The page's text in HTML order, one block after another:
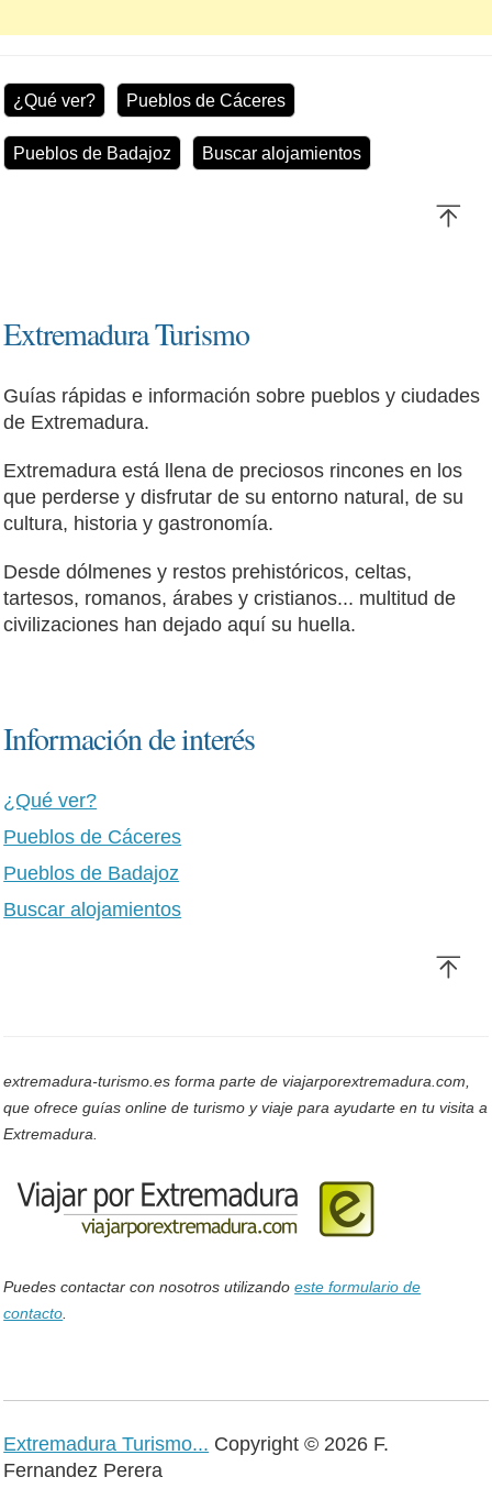
¿Qué ver? Pueblos de Cáceres
Pueblos de Badajoz Buscar alojamientos
Extremadura Turismo
Guías rápidas e información sobre pueblos y ciudades
de Extremadura.
Extremadura está llena de preciosos rincones en los
que perderse y disfrutar de su entorno natural, de su
cultura, historia y gastronomía.
Desde dólmenes y restos prehistóricos, celtas,
tartesos, romanos, árabes y cristianos... multitud de
civilizaciones han dejado aquí su huella.
Información de interés
¿Qué ver?
Pueblos de Cáceres
Pueblos de Badajoz
Buscar alojamientos
extremadura-turismo.es forma parte de viajarporextremadura.com,
que ofrece guías online de turismo y viaje para ayudarte en tu visita a
Extremadura.
Puedes contactar con nosotros utilizandoeste formulario de
contacto.
Extremadura Turismo... Copyright © 2026 F.
Fernandez Perera